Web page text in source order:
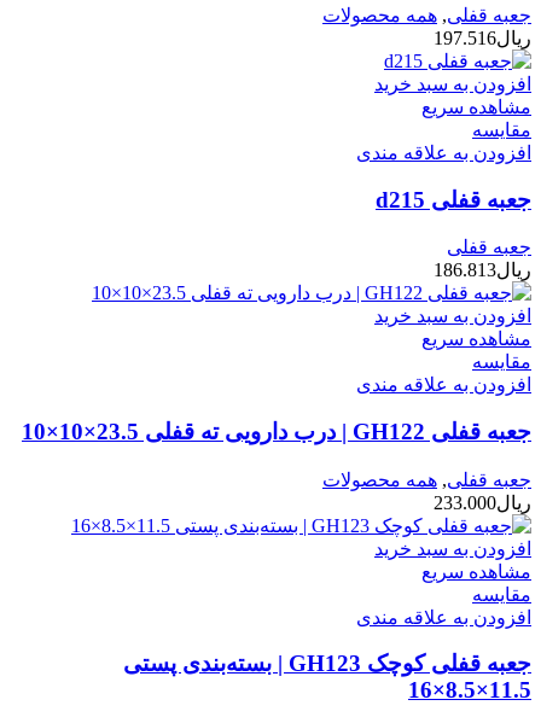
جعبه قفلی, همه محصولات
ریال197.516
افزودن به سبد خرید
مشاهده سریع
مقایسه
افزودن به علاقه مندی
جعبه قفلی d215
جعبه قفلی
ریال186.813
افزودن به سبد خرید
مشاهده سریع
مقایسه
افزودن به علاقه مندی
جعبه قفلی GH122 | درب دارویی ته قفلی 23.5×10×10
جعبه قفلی, همه محصولات
ریال233.000
افزودن به سبد خرید
مشاهده سریع
مقایسه
افزودن به علاقه مندی
جعبه قفلی کوچک GH123 | بسته‌بندی پستی
11.5×8.5×16